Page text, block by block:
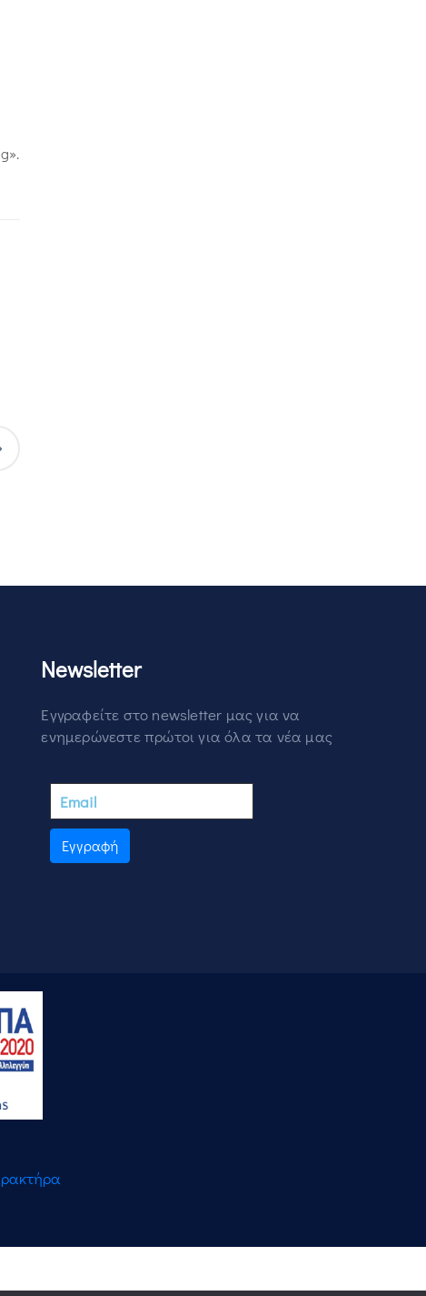
Newsletter
Εγγραφείτε στο newsletter μας για να
ενημερώνεστε πρώτοι για όλα τα νέα μας
Εγγραφή